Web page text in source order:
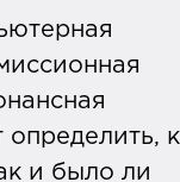
и было ли